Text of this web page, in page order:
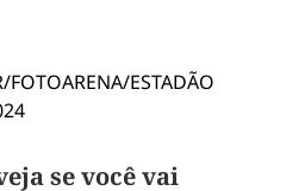
se você vai